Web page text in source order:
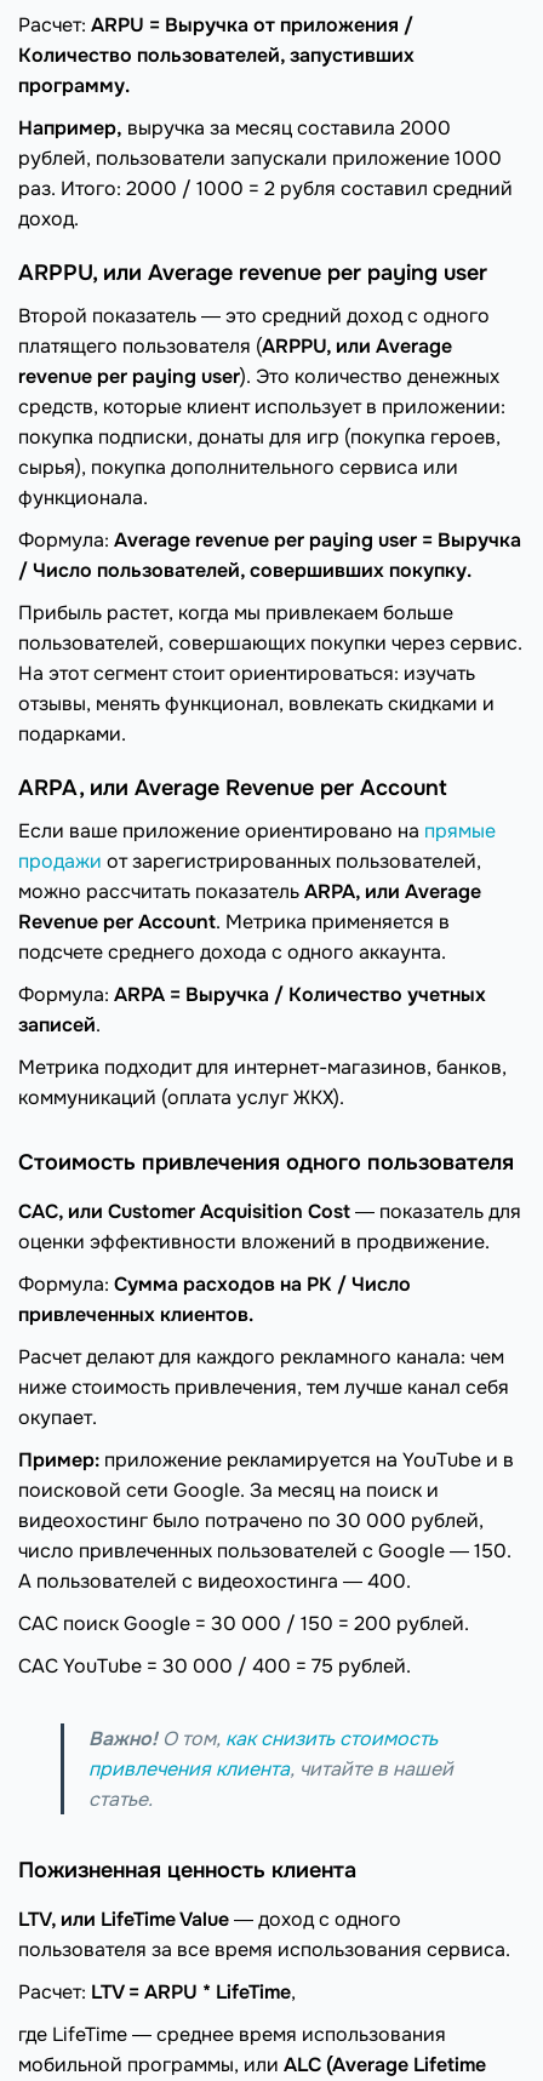
Расчет: ARPU = Выручка от приложения /
Количество пользователей, запустивших
программу.
Например, выручка за месяц составила 2000
рублей, пользователи запускали приложение 1000
раз. Итого: 2000 / 1000 = 2 рубля составил средний
доход.
ARPPU, или Average revenue per paying user
Второй показатель ― это средний доход с одного
платящего пользователя (ARPPU, или Average
revenue per paying user). Это количество денежных
средств, которые клиент использует в приложении:
покупка подписки, донаты для игр (покупка героев,
сырья), покупка дополнительного сервиса или
функционала.
Формула: Average revenue per paying user = Выручка
/ Число пользователей, совершивших покупку.
Прибыль растет, когда мы привлекаем больше
пользователей, совершающих покупки через сервис.
На этот сегмент стоит ориентироваться: изучать
отзывы, менять функционал, вовлекать скидками и
подарками.
ARPA, или Average Revenue per Account
Если ваше приложение ориентировано на прямые
продажи от зарегистрированных пользователей,
можно рассчитать показательARPA, или Average
Revenue per Account. Метрика применяется в
подсчете среднего дохода с одного аккаунта.
Формула: ARPA = Выручка / Количество учетных
записей.
Метрика подходит для интернет-магазинов, банков,
коммуникаций (оплата услуг ЖКХ).
Стоимость привлечения одного пользователя
CAC, или Customer Acquisition Cost― показатель для
оценки эффективности вложений в продвижение.
Формула: Сумма расходов на РК / Число
привлеченных клиентов.
Расчет делают для каждого рекламного канала: чем
ниже стоимость привлечения, тем лучше канал себя
окупает.
Пример: приложение рекламируется на YouTube и в
поисковой сети Google. За месяц на поиск и
видеохостинг было потрачено по 30 000 рублей,
число привлеченных пользователей с Google ― 150.
А пользователей с видеохостинга ― 400.
CAC поиск Google = 30 000 / 150 = 200 рублей.
CAC YouTube = 30 000 / 400 = 75 рублей.
Важно!О том, как снизить стоимость
привлечения клиента, читайте в нашей
статье.
Пожизненная ценность клиента
LTV, или LifeTime Value― доход с одного
пользователя за все время использования сервиса.
Расчет: LTV = ARPU * LifeTime,
где LifeTime ― среднее время использования
мобильной программы, или ALC (Average Lifetime